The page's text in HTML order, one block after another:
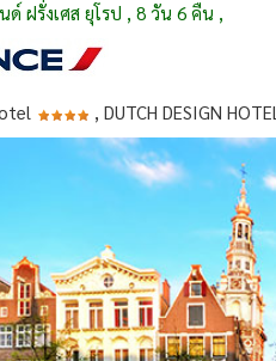
ด์ ฝรั่งเศส ยุโรป , 8 วัน 6 คืน ,
, DUTCH DESIGN HOTEL